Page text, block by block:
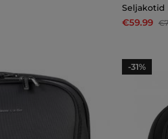
Seljakotid
€59.99
-31%